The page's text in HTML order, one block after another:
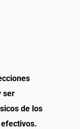
ser
de los